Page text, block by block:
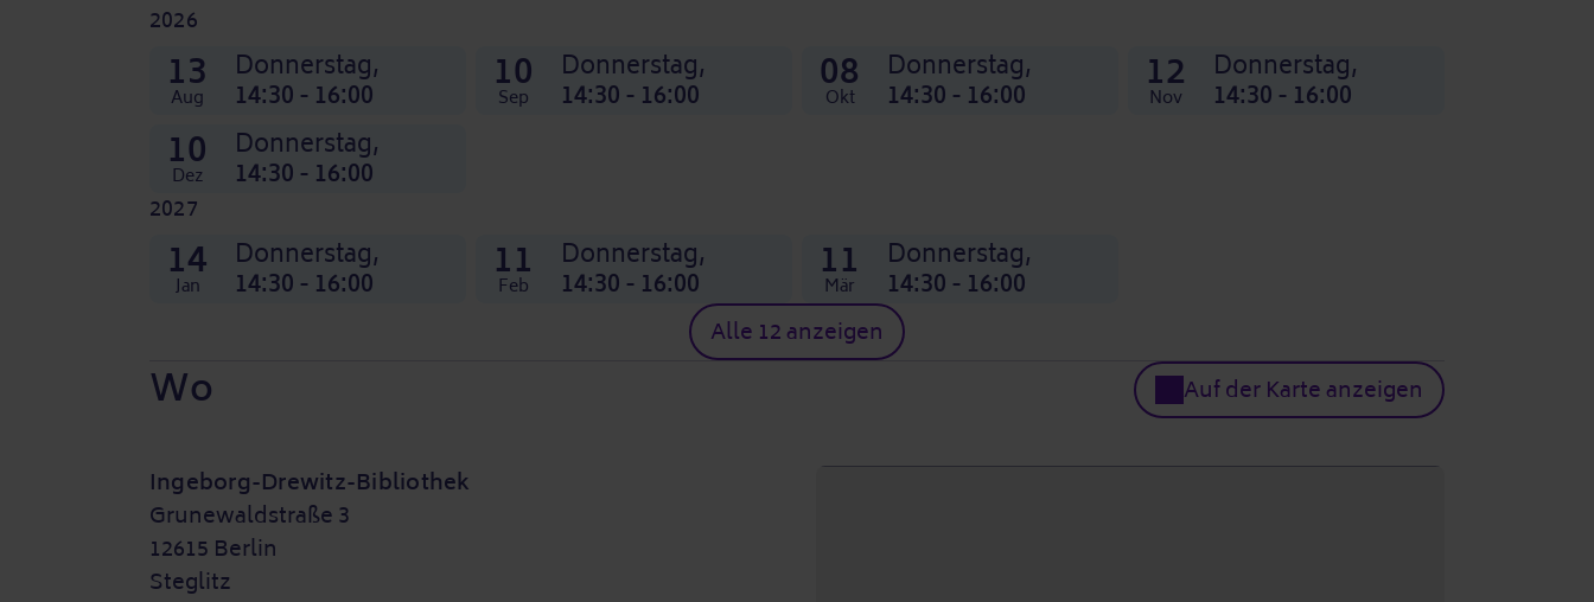
2026
13
Aug
Donnerstag,
14:30 - 16:00 10
Sep
Donnerstag,
14:30 - 16:00 08
Okt
Donnerstag,
14:30 - 16:00 12
Nov
Donnerstag,
14:30 - 16:00
10
Dez
Donnerstag,
14:30 - 16:00
2027
14
Jan
Donnerstag,
14:30 - 16:00 11
Feb
Donnerstag,
14:30 - 16:00 11
Mär
Donnerstag,
14:30 - 16:00
08
Apr Donnerstag,
14:30 - 16:00
13
Mai Donnerstag,
14:30 - 16:00
10
Jun Donnerstag,
14:30 - 16:00
08
Jul Donnerstag,
14:30 - 16:00
Alle 12 anzeigen
Wo Auf der Karte anzeigen
Ingeborg-Drewitz-Bibliothek
Grunewaldstraße 3
12615 Berlin
Steglitz